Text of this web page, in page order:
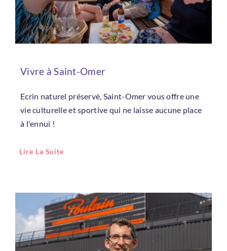
Vivre à Saint-Omer
Ecrin naturel préservé, Saint-Omer vous offre une
vie culturelle et sportive qui ne laisse aucune place
à l'ennui !
Lire La Suite